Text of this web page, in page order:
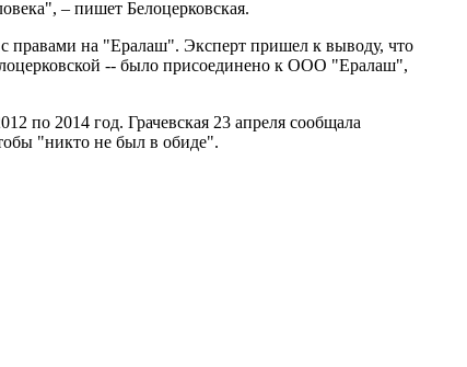
– пишет Белоцерковская.
правами на "Ералаш". Эксперт пришел к выводу, что
-- было присоединено к ООО "Ералаш",
по 2014 год. Грачевская 23 апреля сообщала
"никто не был в обиде".